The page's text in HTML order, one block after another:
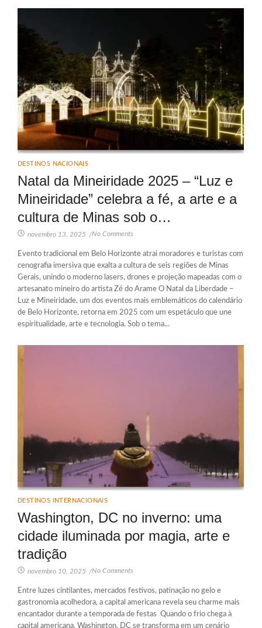
DESTINOS NACIONAIS
Natal da Mineiridade 2025 – “Luz e
Mineiridade” celebra a fé, a arte e a
cultura de Minas sob o…
novembro 13, 2025 /No Comments
Evento tradicional em Belo Horizonte atrai moradores e turistas com
cenografia imersiva que exalta a cultura de seis regiões de Minas
Gerais, unindo o moderno lasers, drones e projeção mapeadas com o
artesanato mineiro do artista Zé do Arame O Natal da Liberdade –
Luz e Mineiridade, um dos eventos mais emblemáticos do calendário
de Belo Horizonte, retorna em 2025 com um espetáculo que une
espiritualidade, arte e tecnologia. Sob o tema...
DESTINOS INTERNACIONAIS
Washington, DC no inverno: uma
cidade iluminada por magia, arte e
tradição
novembro 10, 2025 /No Comments
Entre luzes cintilantes, mercados festivos, patinação no gelo e
gastronomia acolhedora, a capital americana revela seu charme mais
encantador durante a temporada de festas Quando o frio chega à
capital americana, Washington, DC se transforma em um cenário